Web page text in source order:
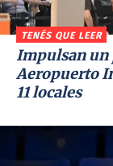
TENÉS QUE LEER
Impulsan un
Aeropuerto
11 locales